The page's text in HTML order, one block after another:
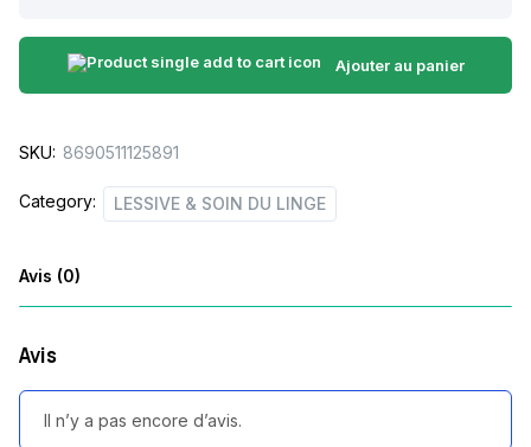
CAMELIA
WASHES
quantity
Ajouter au panier
SKU: 8690511125891
Category: LESSIVE & SOIN DU LINGE
Avis (0)
Avis
Il n’y a pas encore d’avis.